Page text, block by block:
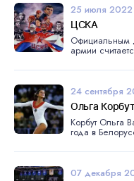
25 июля 2022
ЦСКА
Официальным
армии
24 сентября
Ольга
Корбут Ольга
года в
07 декабря